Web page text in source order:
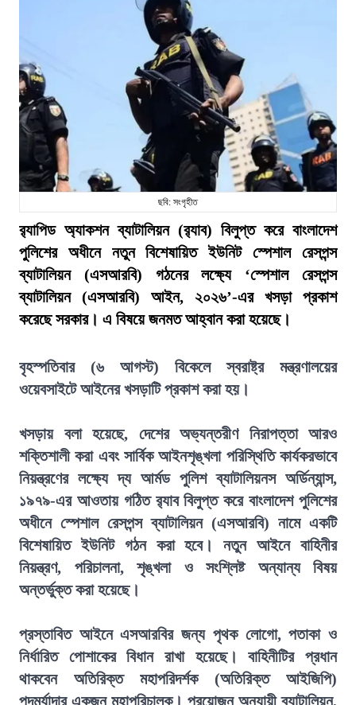
ছবি: সংগৃহীত
র‍্যাপিড অ্যাকশন ব্যাটালিয়ন (র‍্যাব) বিলুপ্ত করে বাংলাদেশ
পুলিশের অধীনে নতুন বিশেষায়িত ইউনিট স্পেশাল রেসপন্স
ব্যাটালিয়ন (এসআরবি) গঠনের লক্ষ্যে ‘স্পেশাল রেসপন্স
ব্যাটালিয়ন (এসআরবি) আইন, ২০২৬’-এর খসড়া প্রকাশ
করেছে সরকার। এ বিষয়ে জনমত আহ্বান করা হয়েছে।
বৃহস্পতিবার (৬ আগস্ট) বিকেলে স্বরাষ্ট্র মন্ত্রণালয়ের
ওয়েবসাইটে আইনের খসড়াটি প্রকাশ করা হয়।
খসড়ায় বলা হয়েছে, দেশের অভ্যন্তরীণ নিরাপত্তা আরও
শক্তিশালী করা এবং সার্বিক আইনশৃঙ্খলা পরিস্থিতি কার্যকরভাবে
নিয়ন্ত্রণের লক্ষ্যে দ্য আর্মড পুলিশ ব্যাটালিয়নস অর্ডিন্যান্স,
১৯৭৯-এর আওতায় গঠিত র‍্যাব বিলুপ্ত করে বাংলাদেশ পুলিশের
অধীনে স্পেশাল রেসপন্স ব্যাটালিয়ন (এসআরবি) নামে একটি
বিশেষায়িত ইউনিট গঠন করা হবে। নতুন আইনে বাহিনীর
নিয়ন্ত্রণ, পরিচালনা, শৃঙ্খলা ও সংশ্লিষ্ট অন্যান্য বিষয়
অন্তর্ভুক্ত করা হয়েছে।
প্রস্তাবিত আইনে এসআরবির জন্য পৃথক লোগো, পতাকা ও
নির্ধারিত পোশাকের বিধান রাখা হয়েছে। বাহিনীটির প্রধান
থাকবেন অতিরিক্ত মহাপরিদর্শক (অতিরিক্ত আইজিপি)
পদমর্যাদার একজন মহাপরিচালক। প্রয়োজন অনুযায়ী ব্যাটালিয়ন,